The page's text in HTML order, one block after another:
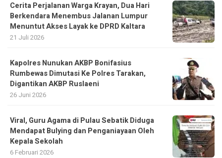
Cerita Perjalanan Warga Krayan, Dua Hari
Berkendara Menembus Jalanan Lumpur
Menuntut Akses Layak ke DPRD Kaltara
21 Juli 2026
Kapolres Nunukan AKBP Bonifasius
Rumbewas Dimutasi Ke Polres Tarakan,
Digantikan AKBP Ruslaeni
26 Juni 2026
Viral, Guru Agama di Pulau Sebatik Diduga
Mendapat Bulying dan Penganiayaan Oleh
Kepala Sekolah
6 Februari 2026